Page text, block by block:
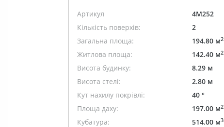
Артикул
4M252
Кількість поверхів:
2
Загальна площа:
194.80 м2
Житлова площа: 142.40 м2
Висота будинку:
8.29 м
Висота стелі:
2.80 м
Кут нахилу покрівлі:
40 °
Площа даху:
197.00 м2
Кубатура: 514.00 м3